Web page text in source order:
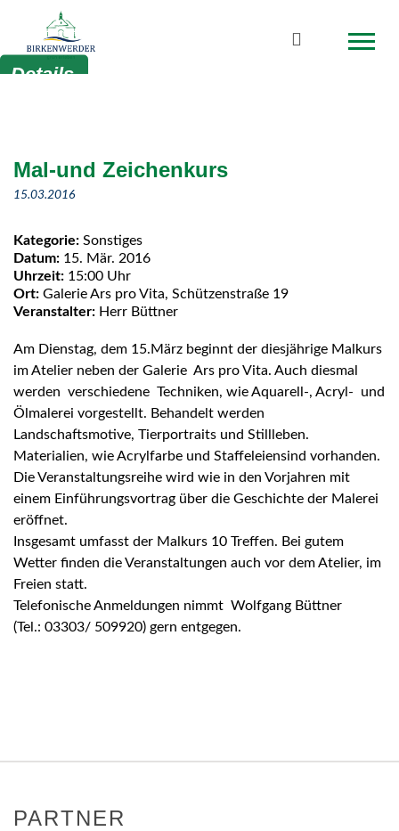
Zum Hauptinhalt springen
Suchbegriff
Details
Mal-und Zeichenkurs
15.03.2016
Kategorie: Sonstiges
Datum: 15. Mär. 2016
Uhrzeit: 15:00 Uhr
Ort: Galerie Ars pro Vita, Schützenstraße 19
Veranstalter: Herr Büttner
Am Dienstag, dem 15.März beginnt der diesjährige Malkurs
im Atelier neben der Galerie Ars pro Vita. Auch diesmal
werden verschiedene Techniken, wie Aquarell-, Acryl- und
Ölmalerei vorgestellt. Behandelt werden
Landschaftsmotive, Tierportraits und Stillleben.
Materialien, wie Acrylfarbe und Staffeleiensind vorhanden.
Die Veranstaltungsreihe wird wie in den Vorjahren mit
einem Einführungsvortrag über die Geschichte der Malerei
eröffnet.
Insgesamt umfasst der Malkurs 10 Treffen. Bei gutem
Wetter finden die Veranstaltungen auch vor dem Atelier, im
Freien statt.
Telefonische Anmeldungen nimmt Wolfgang Büttner
(Tel.: 03303/ 509920) gern entgegen.
PARTNER